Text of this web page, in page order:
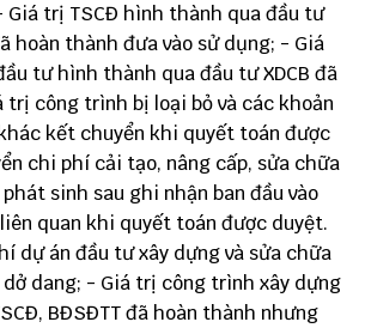
Giá trị TSCĐ hình thành qua đầu tư
hoàn thành đưa vào sử dụng; - Giá
tư hình thành qua đầu tư XDCB đã
trị công trình bị loại bỏ và các khoản
kết chuyển khi quyết toán được
chi phí cải tạo, nâng cấp, sửa chữa
phát sinh sau ghi nhận ban đầu vào
quan khi quyết toán được duyệt.
dự án đầu tư xây dựng và sửa chữa
dở dang; - Giá trị công trình xây dựng
BĐSĐTT đã hoàn thành nhưng